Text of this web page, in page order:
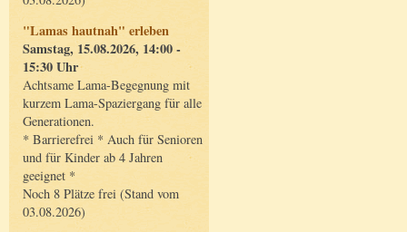
"Lamas hautnah" erleben
Samstag, 15.08.2026, 14:00 -
15:30 Uhr
Achtsame Lama-Begegnung mit
kurzem Lama-Spaziergang für alle
Generationen.
* Barrierefrei * Auch für Senioren
und für Kinder ab 4 Jahren
geeignet *
Noch 8 Plätze frei (Stand vom
03.08.2026)